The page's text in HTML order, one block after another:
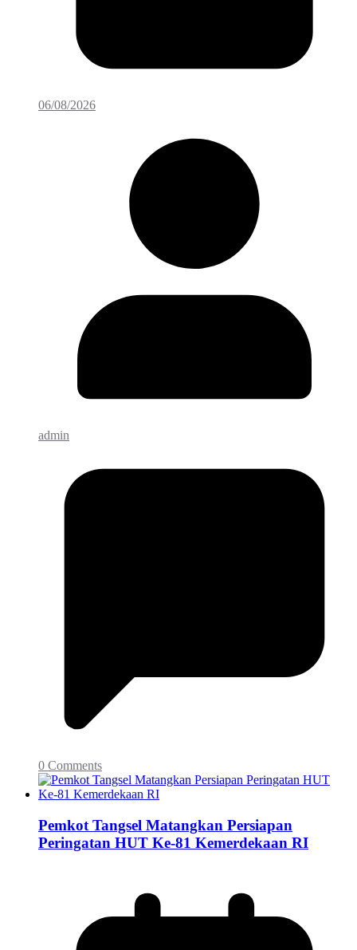
06/08/2026
admin
0 Comments
Pemkot Tangsel Matangkan Persiapan
Peringatan HUT Ke-81 Kemerdekaan RI